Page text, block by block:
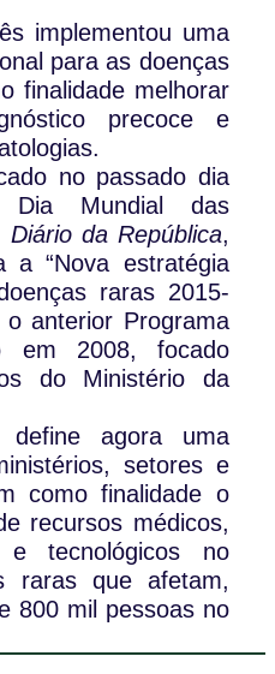
implementou uma
para as doenças
finalidade melhorar
precoce e
no passado dia
Mundial das
Diário da República,
a “Nova estratégia
raras 2015-
o anterior Programa
em 2008, focado
do Ministério da
define agora uma
setores e
como finalidade o
recursos médicos,
e tecnológicos no
raras que afetam,
800 mil pessoas no